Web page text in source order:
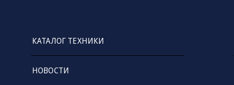
КАТАЛОГ ТЕХНИКИ
НОВОСТИ